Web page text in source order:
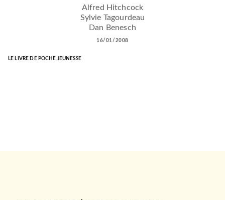
Alfred Hitchcock
Sylvie Tagourdeau
Dan Benesch
16/01/2008
LE LIVRE DE POCHE JEUNESSE